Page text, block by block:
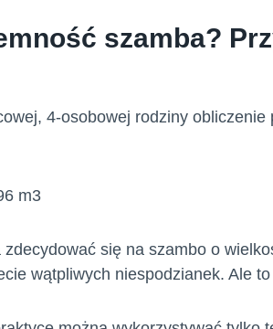
szamba?
4-osobowej rodziny
m3
się na szambo o
wątpliwych niespodzianek. Ale